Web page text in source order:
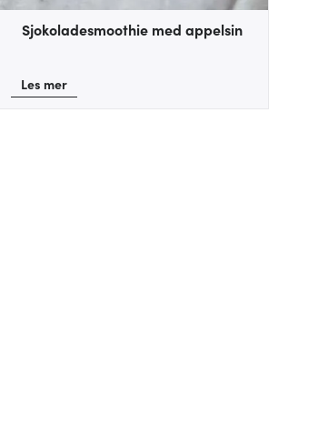
Sjokoladesmoothie med appelsin
Les mer